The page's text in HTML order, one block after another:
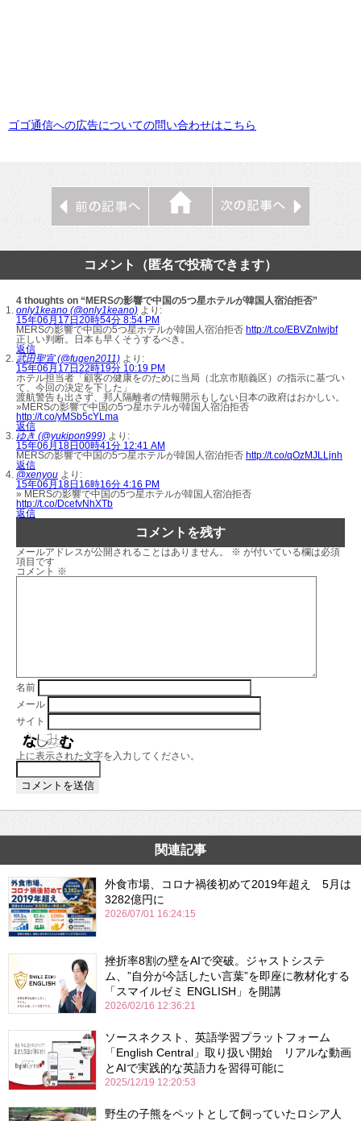
ゴゴ通信への広告についての問い合わせはこちら
コメント（匿名で投稿できます）
4 thoughts on “MERSの影響で中国の5つ星ホテルが韓国人宿泊拒否”
only1keano (@only1keano) より:
15年06月17日20時54分 8:54 PM
MERSの影響で中国の5つ星ホテルが韓国人宿泊拒否 http://t.co/EBVZnIwjbf
正しい判断。日本も早くそうするべき。
返信
武田聖宣 (@fugen2011) より:
15年06月17日22時19分 10:19 PM
ホテル担当者「顧客の健康をのために当局（北京市順義区）の指示に基づい
て、今回の決定を下した」
渡航警告も出さず、邦人隔離者の情報開示もしない日本の政府はおかしい。
»MERSの影響で中国の5つ星ホテルが韓国人宿泊拒否
http://t.co/yMSb5cYLma
返信
ゆき (@yukipon999) より:
15年06月18日00時41分 12:41 AM
MERSの影響で中国の5つ星ホテルが韓国人宿泊拒否 http://t.co/qOzMJLLjnh
返信
@xenyou より:
15年06月18日16時16分 4:16 PM
» MERSの影響で中国の5つ星ホテルが韓国人宿泊拒否
http://t.co/DcefvNhXTb
返信
コメントを残す
メールアドレスが公開されることはありません。 ※ が付いている欄は必須
項目です
コメント ※
名前
メール
サイト
上に表示された文字を入力してください。
関連記事
外食市場、コロナ禍後初めて2019年超え 5月は
3282億円に
2026/07/01 16:24:15
挫折率8割の壁をAIで突破。ジャストシステ
ム、”自分が今話したい言葉”を即座に教材化する
「スマイルゼミ ENGLISH」を開講
2026/02/16 12:36:21
ソースネクスト、英語学習プラットフォーム
「English Central」取り扱い開始 リアルな動画
とAIで実践的な英語力を習得可能に
2025/12/19 12:20:53
野生の子熊をペットとして飼っていたロシア人